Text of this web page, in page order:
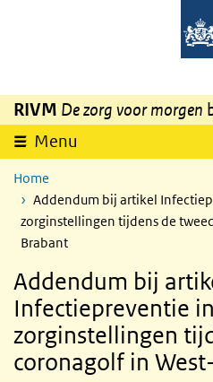
Overslaan en naar de inhoud gaan
RIVM De zorg voor morgen
Menu
Home
Addendum bij artikel
zorginstellingen tijdens de
Brabant
Addendum bij
Infectiepreventie
zorginstellingen
coronagolf in